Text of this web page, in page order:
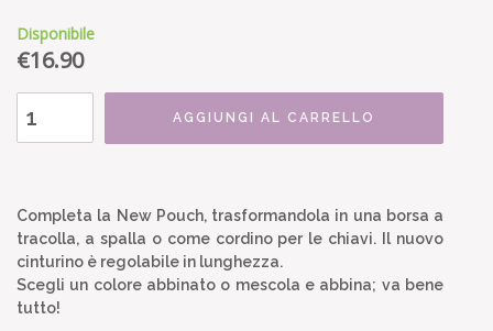
Disponibile
€16.90
AGGIUNGI AL CARRELLO
Completa la New Pouch, trasformandola in una borsa a
tracolla, a spalla o come cordino per le chiavi. Il nuovo
cinturino è regolabile in lunghezza.
Scegli un colore abbinato o mescola e abbina; va bene
tutto!